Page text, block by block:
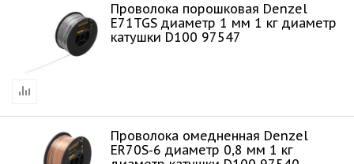
Проволока порошковая Denzel
Е71TGS диаметр 1 мм 1 кг диаметр
катушки D100 97547
Проволока омедненная Denzel
ER70S-6 диаметр 0,8 мм 1 кг